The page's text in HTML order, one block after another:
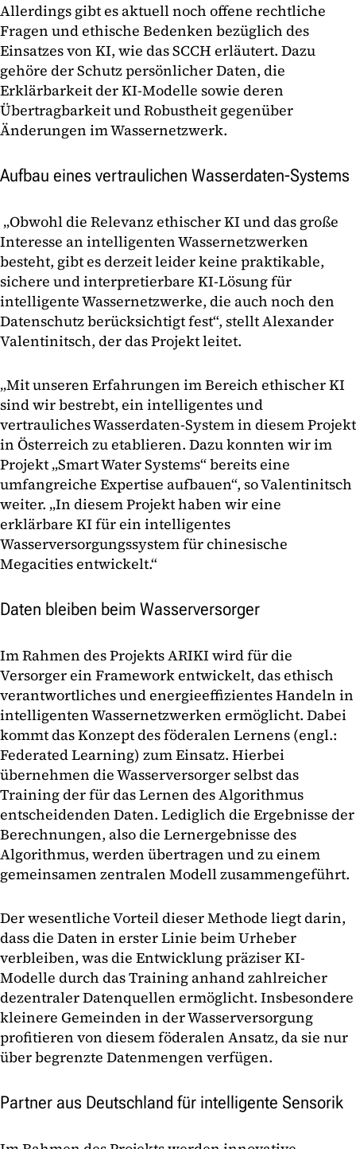
Allerdings gibt es aktuell noch offene rechtliche
Fragen und ethische Bedenken bezüglich des
Einsatzes von KI, wie das SCCH erläutert. Dazu
gehöre der Schutz persönlicher Daten, die
Erklärbarkeit der KI-Modelle sowie deren
Übertragbarkeit und Robustheit gegenüber
Änderungen im Wassernetzwerk.
Aufbau eines vertraulichen Wasserdaten-Systems
„Obwohl die Relevanz ethischer KI und das große
Interesse an intelligenten Wassernetzwerken
besteht, gibt es derzeit leider keine praktikable,
sichere und interpretierbare KI-Lösung für
intelligente Wassernetzwerke, die auch noch den
Datenschutz berücksichtigt fest“, stellt Alexander
Valentinitsch, der das Projekt leitet.
„Mit unseren Erfahrungen im Bereich ethischer KI
sind wir bestrebt, ein intelligentes und
vertrauliches Wasserdaten-System in diesem Projekt
in Österreich zu etablieren. Dazu konnten wir im
Projekt „Smart Water Systems“ bereits eine
umfangreiche Expertise aufbauen“, so Valentinitsch
weiter. „In diesem Projekt haben wir eine
erklärbare KI für ein intelligentes
Wasserversorgungssystem für chinesische
Megacities entwickelt.“
Daten bleiben beim Wasserversorger
Im Rahmen des Projekts ARIKI wird für die
Versorger ein Framework entwickelt, das ethisch
verantwortliches und energieeffizientes Handeln in
intelligenten Wassernetzwerken ermöglicht. Dabei
kommt das Konzept des föderalen Lernens (engl.:
Federated Learning) zum Einsatz. Hierbei
übernehmen die Wasserversorger selbst das
Training der für das Lernen des Algorithmus
entscheidenden Daten. Lediglich die Ergebnisse der
Berechnungen, also die Lernergebnisse des
Algorithmus, werden übertragen und zu einem
gemeinsamen zentralen Modell zusammengeführt.
Der wesentliche Vorteil dieser Methode liegt darin,
dass die Daten in erster Linie beim Urheber
verbleiben, was die Entwicklung präziser KI-
Modelle durch das Training anhand zahlreicher
dezentraler Datenquellen ermöglicht. Insbesondere
kleinere Gemeinden in der Wasserversorgung
profitieren von diesem föderalen Ansatz, da sie nur
über begrenzte Datenmengen verfügen.
Partner aus Deutschland für intelligente Sensorik